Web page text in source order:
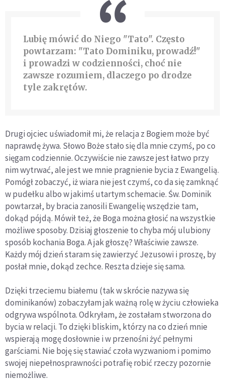
Lubię mówić do Niego "Tato". Często
powtarzam: "Tato Dominiku, prowadź!"
i prowadzi w codzienności, choć nie
zawsze rozumiem, dlaczego po drodze
tyle zakrętów.
Drugi ojciec uświadomił mi, że relacja z Bogiem może być
naprawdę żywa. Słowo Boże stało się dla mnie czymś, po co
sięgam codziennie. Oczywiście nie zawsze jest łatwo przy
nim wytrwać, ale jest we mnie pragnienie bycia z Ewangelią.
Pomógł zobaczyć, iż wiara nie jest czymś, co da się zamknąć
w pudełku albo w jakimś utartym schemacie. Św. Dominik
powtarzał, by bracia zanosili Ewangelię wszędzie tam,
dokąd pójdą. Mówił też, że Boga można głosić na wszystkie
możliwe sposoby. Dzisiaj głoszenie to chyba mój ulubiony
sposób kochania Boga. A jak głoszę? Właściwie zawsze.
Każdy mój dzień staram się zawierzyć Jezusowi i proszę, by
posłał mnie, dokąd zechce. Reszta dzieje się sama.
Dzięki trzeciemu białemu (tak w skrócie nazywa się
dominikanów) zobaczyłam jak ważną rolę w życiu człowieka
odgrywa wspólnota. Odkryłam, że zostałam stworzona do
bycia w relacji. To dzięki bliskim, którzy na co dzień mnie
wspierają mogę dosłownie i w przenośni żyć pełnymi
garściami. Nie boję się stawiać czoła wyzwaniom i pomimo
swojej niepełnosprawności potrafię robić rzeczy pozornie
niemożliwe.